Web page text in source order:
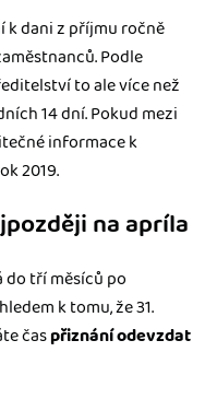
k dani z příjmu ročně
Podle
to ale více než
14 dní. Pokud mezi
informace k
2019.
na apríla
do tří měsíců po
k tomu, že 31.
časpřiznání odevzdat